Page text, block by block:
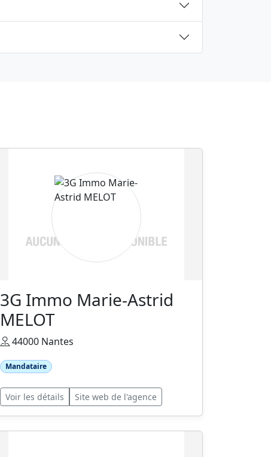
3G Immo Marie-Astrid
MELOT
44000 Nantes
Mandataire
Voir les détails Site web de l'agence